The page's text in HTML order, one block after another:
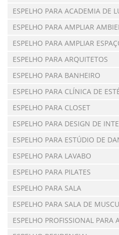
ESPELHO PARA ACADEMIA DE
ESPELHO PARA AMPLIAR
ESPELHO PARA AMPLIAR
ESPELHO PARA ARQUITETOS
ESPELHO PARA BANHEIRO
ESPELHO PARA CLÍNICA DE
ESPELHO PARA CLOSET
ESPELHO PARA DESIGN DE
ESPELHO PARA ESTÚDIO DE
ESPELHO PARA LAVABO
ESPELHO PARA PILATES
ESPELHO PARA SALA
ESPELHO PARA SALA DE
ESPELHO PROFISSIONAL PARA